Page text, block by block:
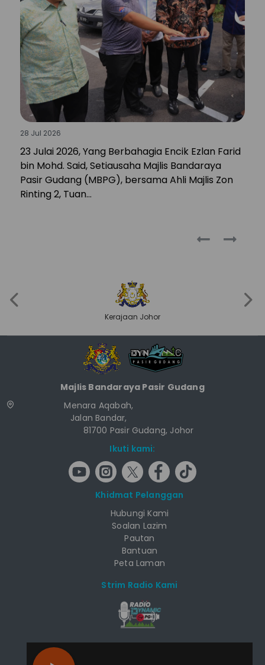
28 Jul 2026
23 Julai 2026, Yang Berbahagia Encik Ezlan Farid
bin Mohd. Said, Setiausaha Majlis Bandaraya
Pasir Gudang (MBPG), bersama Ahli Majlis Zon
Rinting 2, Tuan…
Kerajaan Johor
Majlis Bandaraya Pasir Gudang
Menara Aqabah,
Jalan Bandar,
81700 Pasir Gudang, Johor
Ikuti kami:
Khidmat Pelanggan
Hubungi Kami
Soalan Lazim
Pautan
Bantuan
Peta Laman
Strim Radio Kami